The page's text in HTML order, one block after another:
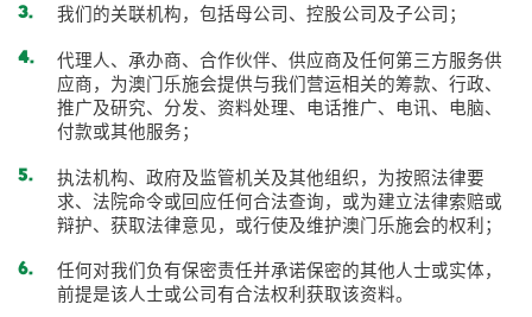
我们的关联机构，包括母公司、控股公司及子公司；
代理人、承办商、合作伙伴、供应商及任何第三方服务供
应商，为澳门乐施会提供与我们营运相关的筹款、行政、
推广及研究、分发、资料处理、电话推广、电讯、电脑、
付款或其他服务；
执法机构、政府及监管机关及其他组织，为按照法律要
求、法院命令或回应任何合法查询，或为建立法律索赔或
辩护、获取法律意见，或行使及维护澳门乐施会的权利；
任何对我们负有保密责任并承诺保密的其他人士或实体，
前提是该人士或公司有合法权利获取该资料。